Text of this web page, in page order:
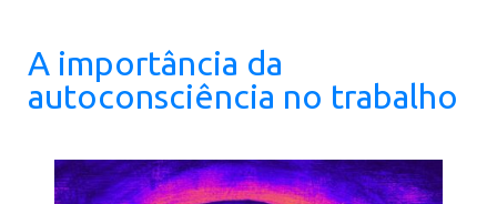
A importância da
autoconsciência no trabalho